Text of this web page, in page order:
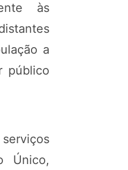
às
a
público
Único,